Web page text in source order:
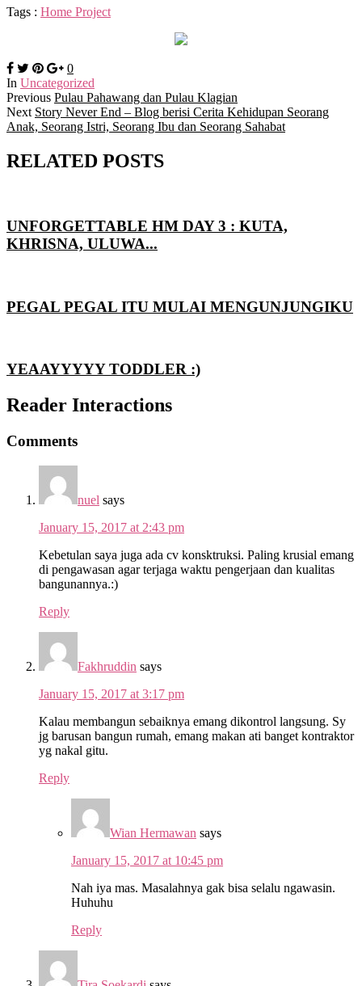
Tags : Home Project
0
In Uncategorized
Previous Pulau Pahawang dan Pulau Klagian
Next Story Never End – Blog berisi Cerita Kehidupan Seorang
Anak, Seorang Istri, Seorang Ibu dan Seorang Sahabat
RELATED POSTS
UNFORGETTABLE HM DAY 3 : KUTA,
KHRISNA, ULUWA...
PEGAL PEGAL ITU MULAI MENGUNJUNGIKU
YEAAYYYYY TODDLER :)
Reader Interactions
Comments
nuel says
January 15, 2017 at 2:43 pm
Kebetulan saya juga ada cv konsktruksi. Paling krusial emang
di pengawasan agar terjaga waktu pengerjaan dan kualitas
bangunannya.:)
Reply
Fakhruddin says
January 15, 2017 at 3:17 pm
Kalau membangun sebaiknya emang dikontrol langsung. Sy
jg barusan bangun rumah, emang makan ati banget kontraktor
yg nakal gitu.
Reply
Wian Hermawan says
January 15, 2017 at 10:45 pm
Nah iya mas. Masalahnya gak bisa selalu ngawasin.
Huhuhu
Reply